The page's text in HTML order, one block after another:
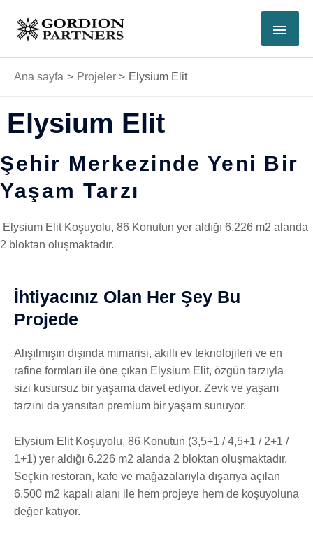
ANA
Ana sayfa Projeler Elysium Elit
Elysium Elit
Şehir Merkezinde Yeni Bir
Yaşam Tarzı
Elysium Elit Koşuyolu, 86 Konutun yer aldığı 6.226 m2 alanda
2 bloktan oluşmaktadır.
İhtiyacınız Olan Her Şey Bu
Projede
Alışılmışın dışında mimarisi, akıllı ev teknolojileri ve en
rafine formları ile öne çıkan Elysium Elit, özgün tarzıyla
sizi kusursuz bir yaşama davet ediyor. Zevk ve yaşam
tarzını da yansıtan premium bir yaşam sunuyor.
Elysium Elit Koşuyolu, 86 Konutun (3,5+1 / 4,5+1 / 2+1 /
1+1) yer aldığı 6.226 m2 alanda 2 bloktan oluşmaktadır.
Seçkin restoran, kafe ve mağazalarıyla dışarıya açılan
6.500 m2 kapalı alanı ile hem projeye hem de koşuyoluna
değer katıyor.